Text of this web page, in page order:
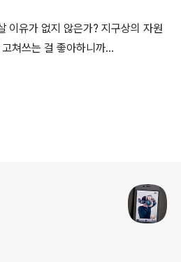
이유가 없지 않은가? 지구상의 자원
쳐쓰는 걸 좋아하니까...